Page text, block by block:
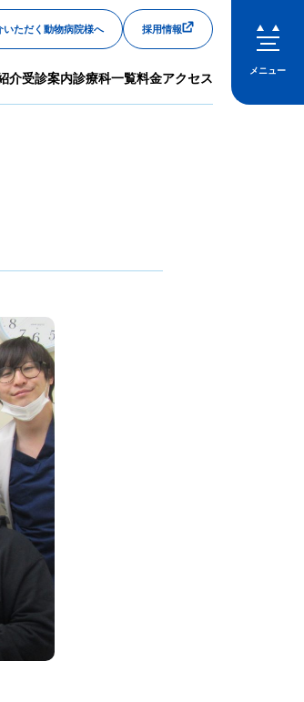
いただく動物病院様へ 採用情報
介受診案内診療科一覧料金アクセス
メニュー